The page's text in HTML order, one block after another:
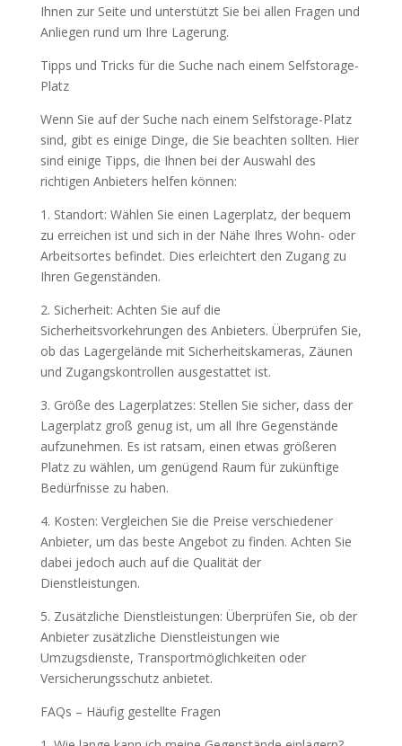
Ihnen zur Seite und unterstützt Sie bei allen Fragen und
Anliegen rund um Ihre Lagerung.
Tipps und Tricks für die Suche nach einem Selfstorage-
Platz
Wenn Sie auf der Suche nach einem Selfstorage-Platz
sind, gibt es einige Dinge, die Sie beachten sollten. Hier
sind einige Tipps, die Ihnen bei der Auswahl des
richtigen Anbieters helfen können:
1. Standort: Wählen Sie einen Lagerplatz, der bequem
zu erreichen ist und sich in der Nähe Ihres Wohn- oder
Arbeitsortes befindet. Dies erleichtert den Zugang zu
Ihren Gegenständen.
2. Sicherheit: Achten Sie auf die
Sicherheitsvorkehrungen des Anbieters. Überprüfen Sie,
ob das Lagergelände mit Sicherheitskameras, Zäunen
und Zugangskontrollen ausgestattet ist.
3. Größe des Lagerplatzes: Stellen Sie sicher, dass der
Lagerplatz groß genug ist, um all Ihre Gegenstände
aufzunehmen. Es ist ratsam, einen etwas größeren
Platz zu wählen, um genügend Raum für zukünftige
Bedürfnisse zu haben.
4. Kosten: Vergleichen Sie die Preise verschiedener
Anbieter, um das beste Angebot zu finden. Achten Sie
dabei jedoch auch auf die Qualität der
Dienstleistungen.
5. Zusätzliche Dienstleistungen: Überprüfen Sie, ob der
Anbieter zusätzliche Dienstleistungen wie
Umzugsdienste, Transportmöglichkeiten oder
Versicherungsschutz anbietet.
FAQs – Häufig gestellte Fragen